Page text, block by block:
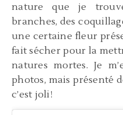
nature que je
branches, des
une certaine fleur
fait sécher pour la
natures mortes. Je
photos, mais présenté
c’est joli!